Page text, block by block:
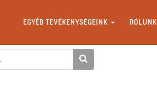
EGYÉB TEVÉKENYSÉGEINK RÓLUNK